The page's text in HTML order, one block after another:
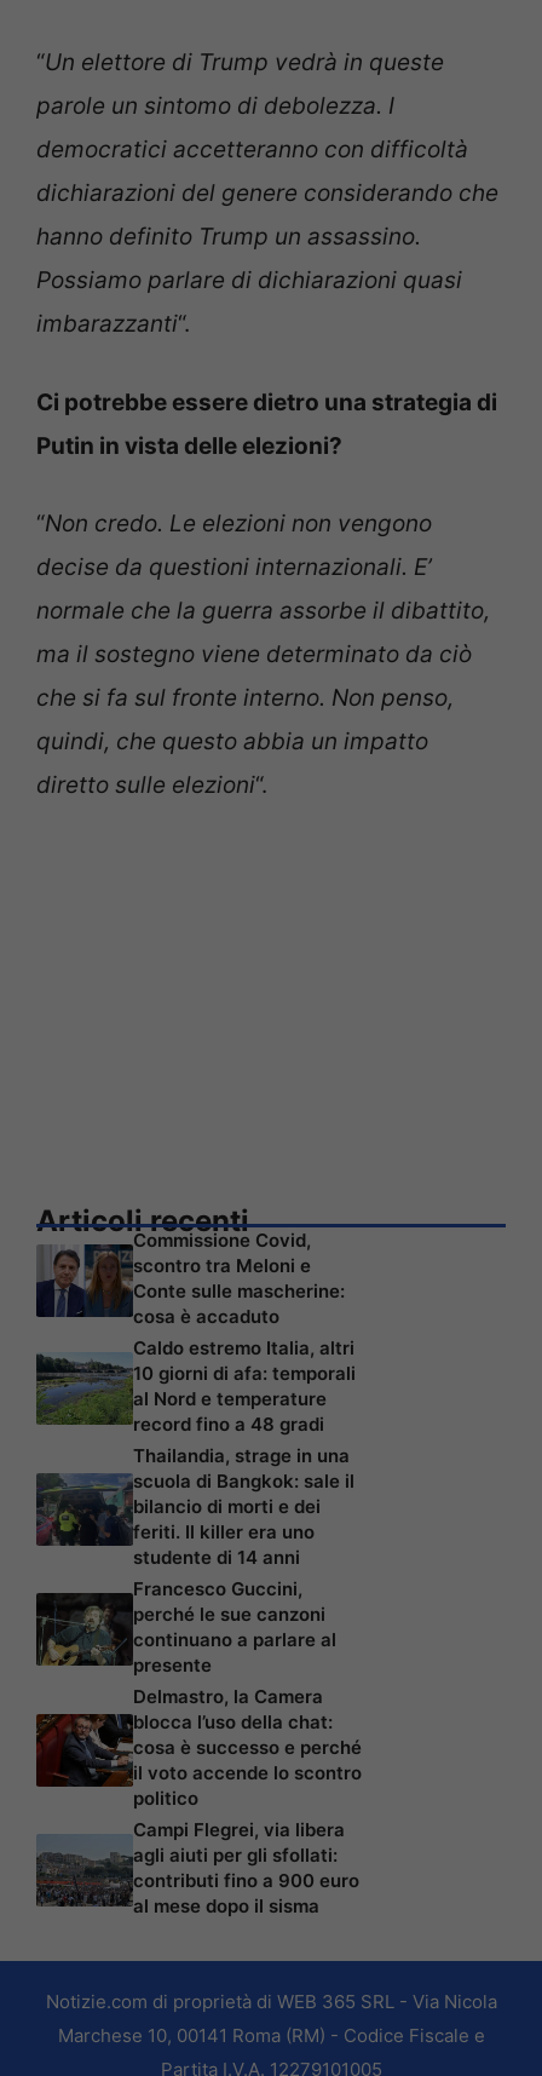
“Un elettore di Trump vedrà in queste
parole un sintomo di debolezza. I
democratici accetteranno con difficoltà
dichiarazioni del genere considerando che
hanno definito Trump un assassino.
Possiamo parlare di dichiarazioni quasi
imbarazzanti“.
Ci potrebbe essere dietro una strategia di
Putin in vista delle elezioni?
“Non credo. Le elezioni non vengono
decise da questioni internazionali. E’
normale che la guerra assorbe il dibattito,
ma il sostegno viene determinato da ciò
che si fa sul fronte interno. Non penso,
quindi, che questo abbia un impatto
diretto sulle elezioni“.
Articoli recenti
Commissione Covid,
scontro tra Meloni e
Conte sulle mascherine:
cosa è accaduto
Caldo estremo Italia, altri
10 giorni di afa: temporali
al Nord e temperature
record fino a 48 gradi
Thailandia, strage in una
scuola di Bangkok: sale il
bilancio di morti e dei
feriti. Il killer era uno
studente di 14 anni
Francesco Guccini,
perché le sue canzoni
continuano a parlare al
presente
Delmastro, la Camera
blocca l’uso della chat:
cosa è successo e perché
il voto accende lo scontro
politico
Campi Flegrei, via libera
agli aiuti per gli sfollati:
contributi fino a 900 euro
al mese dopo il sisma
Notizie.com di proprietà di WEB 365 SRL - Via Nicola
Marchese 10, 00141 Roma (RM) - Codice Fiscale e
Partita I.V.A. 12279101005